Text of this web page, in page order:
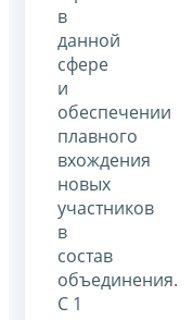
в
данной
сфере
и
обеспечении
плавного
вхождения
новых
участников
в
состав
объединения.
С 1